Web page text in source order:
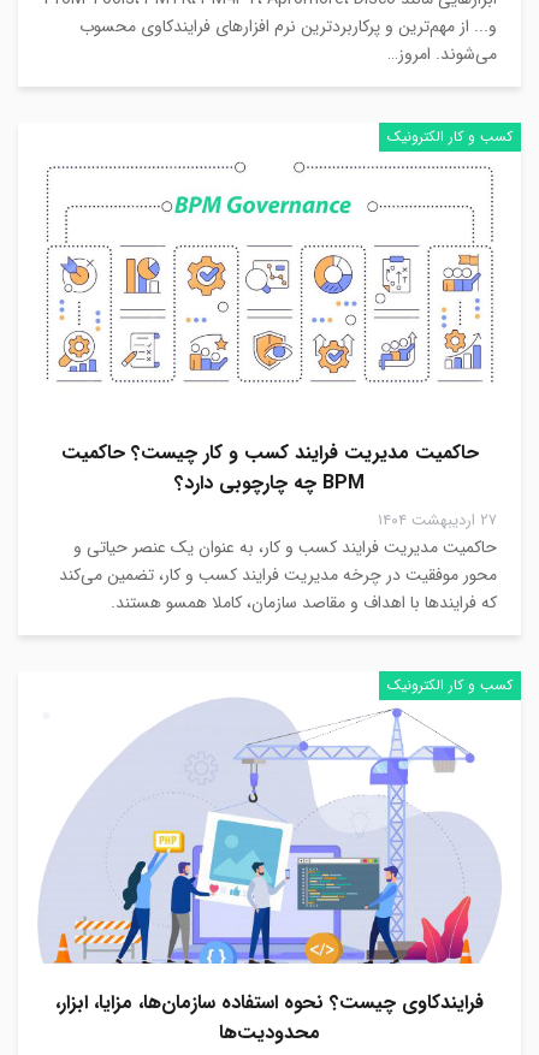
و... از مهم‌ترین و پرکاربردترین نرم افزارهای فرایندکاوی محسوب
می‌شوند. امروز…
کسب و کار الکترونیک
حاکمیت مدیریت فرایند کسب و‌ کار چیست؟ حاکمیت
BPM چه چارچوبی دارد؟
۲۷ اردیبهشت ۱۴۰۴
حاکمیت مدیریت فرایند کسب و کار، به عنوان یک عنصر حیاتی و
محور موفقیت در چرخه مدیریت فرایند کسب و کار، تضمین می‌کند
که فرایندها با اهداف و مقاصد سازمان، کاملا همسو هستند.
کسب و کار الکترونیک
فرایندکاوی چیست؟ نحوه استفاده سازمان‌ها، مزایا، ابزار،
محدودیت‌ها